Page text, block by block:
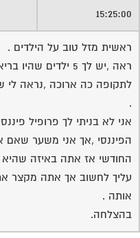
15:25:00
ראשית מזל טוב על הילדים .
ראה ,יש לך 5 ילדים
לתקופה כה ארוכה ,נראה לי
אני לא בניתי לך פרופיל
הפיננסי ,אך אני משער שאם
החודשי אז אתה באיזה שהיא
עליך לחשוב אך אתה מקצר
אותה .
בהצלחה.